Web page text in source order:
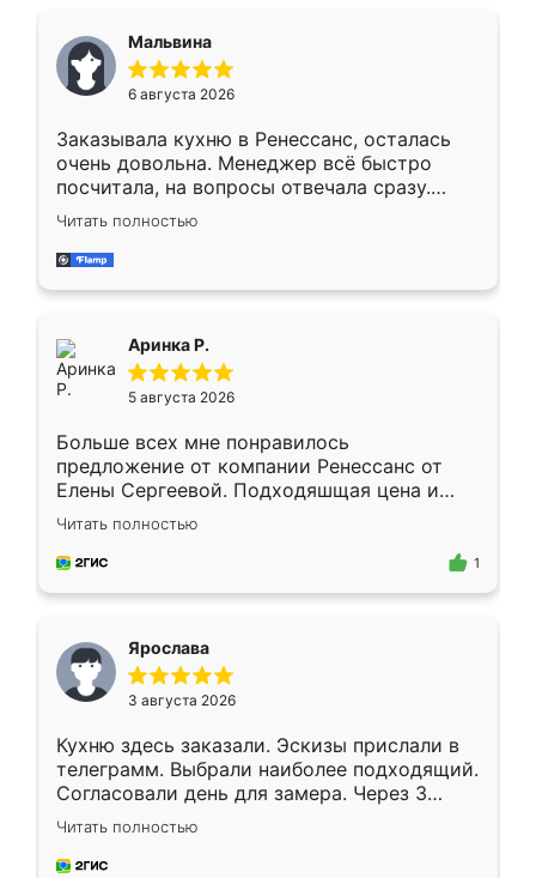
меньше, здесь же он более разнообразный.
Мне нравится ,если что-то потребуется из
мебели буду заказывать только здесь.
Мальвина
6 августа 2026
Заказывала кухню в Ренессанс, осталась
очень довольна. Менеджер всё быстро
посчитала, на вопросы отвечала сразу.
Замерщик приехал в субботу, подошёл к
делу со всей ответственностью. Собрали
за день, ребята работали аккуратно, даже
Читать полностью
Аринка Р.
5 августа 2026
Больше всех мне понравилось
предложение от компании Ренессанс от
Елены Сергеевой. Подходяшщая цена и
короткие сроки изготовления. Приехавший
для замера сотрудник Владислав
предложил по моему эскизу самый
Читать полностью
1
Ярослава
3 августа 2026
Кухню здесь заказали. Эскизы прислали в
телеграмм. Выбрали наиболее подходящий.
Согласовали день для замера. Через 3
недели кухня была уже готова. Остались
довольны работой. Спасибо Ренессанс
мебель за качественную работу!
Читать полностью